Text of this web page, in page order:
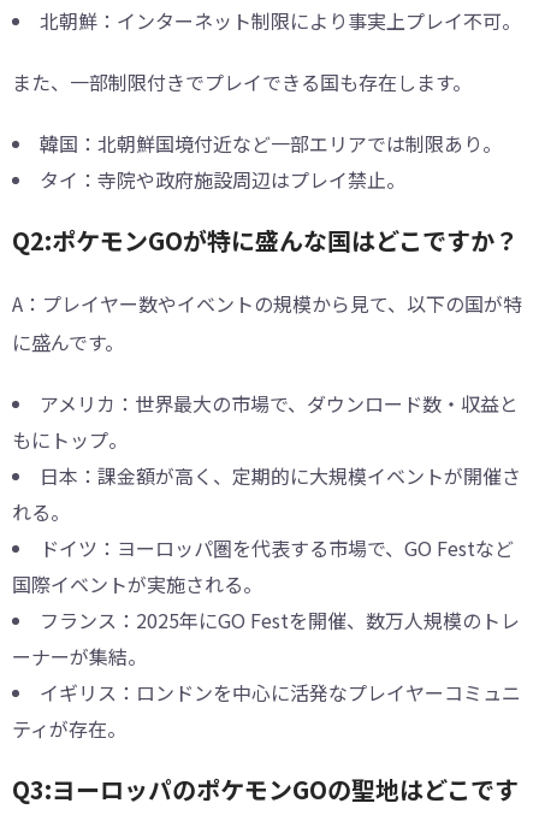
北朝鮮：インターネット制限により事実上プレイ不可。
また、一部制限付きでプレイできる国も存在します。
韓国：北朝鮮国境付近など一部エリアでは制限あり。
タイ：寺院や政府施設周辺はプレイ禁止。
Q2:ポケモンGOが特に盛んな国はどこですか？
A：プレイヤー数やイベントの規模から見て、以下の国が特
に盛んです。
アメリカ：世界最大の市場で、ダウンロード数・収益と
もにトップ。
日本：課金額が高く、定期的に大規模イベントが開催さ
れる。
ドイツ：ヨーロッパ圏を代表する市場で、GO Festなど
国際イベントが実施される。
フランス：2025年にGO Festを開催、数万人規模のトレ
ーナーが集結。
イギリス：ロンドンを中心に活発なプレイヤーコミュニ
ティが存在。
Q3:ヨーロッパのポケモンGOの聖地はどこです